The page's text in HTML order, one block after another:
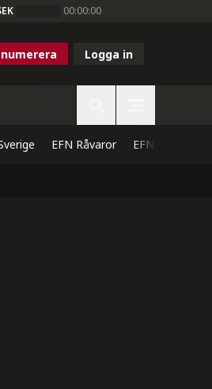
00:00:00
Logga in
EFN Råvaror EFN Direkt